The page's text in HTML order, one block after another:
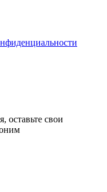
оставьте свои